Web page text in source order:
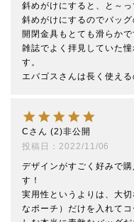
斜めがけにすると、と～っ
斜めがけにするのでバッ
開閉金具もとても滑らかで
雑誌でよく拝見していた
す。
エバゴスさんは長く使え
C 2 非公開
投稿日
2022/11/06
デザインがすごく好みで
す！
実用性というよりは、大
なポーチ）だけを入れて